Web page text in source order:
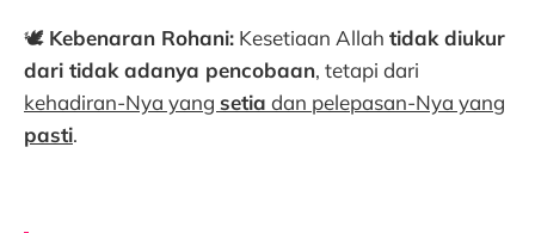
🕊️ Kebenaran Rohani: Kesetiaan Allah tidak diukur
dari tidak adanya pencobaan, tetapi dari
kehadiran-Nya yang setia dan pelepasan-Nya yang
pasti.